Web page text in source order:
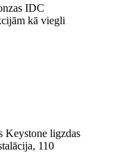
IDC
kā viegli
Keystone ligzdas
110